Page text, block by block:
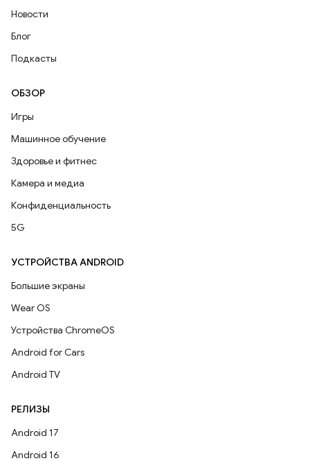
Новости
Блог
Подкасты
ОБЗОР
Игры
Машинное обучение
Здоровье и фитнес
Камера и медиа
Конфиденциальность
5G
УСТРОЙСТВА ANDROID
Большие экраны
Wear OS
Устройства ChromeOS
Android for Cars
Android TV
РЕЛИЗЫ
Android 17
Android 16